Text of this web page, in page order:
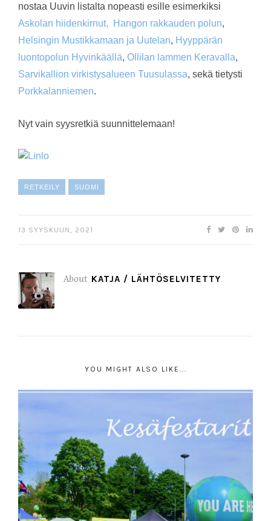
nostaa Uuvin listalta nopeasti esille esimerkiksi
Askolan hiidenkirnut,
Hangon rakkauden polun,
Helsingin Mustikkamaan ja Uutelan, Hyyppärän
luontopolun Hyvinkäällä, Ollilan lammen Keravalla,
Sarvikallion virkistysalueen Tuusulassa, sekä tietysti
Porkkalanniemen.
Nyt vain syysretkiä suunnittelemaan!
RETKEILY SUOMI
13 SYYSKUUN, 2021
About KATJA / LÄHTÖSELVITETTY
YOU MIGHT ALSO LIKE...